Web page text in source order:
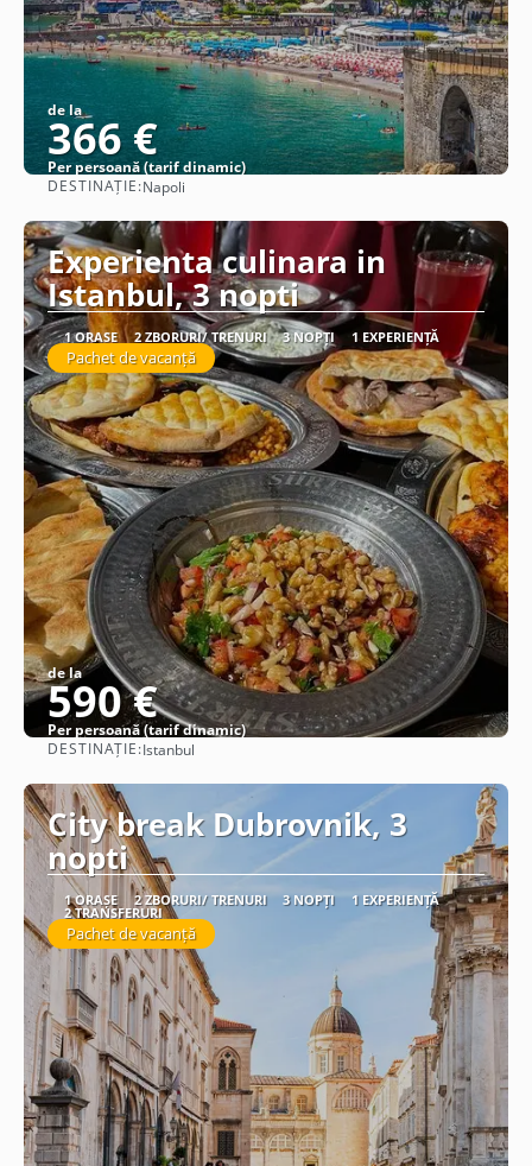
de la
366 €
Per persoană (tarif dinamic)
DESTINAȚIE:Napoli
Experienta culinara in
Istanbul, 3 nopti
1 ORAȘE 2 ZBORURI/ TRENURI 3 NOPȚI 1 EXPERIENȚĂ
Pachet de vacanță
de la
590 €
Per persoană (tarif dinamic)
DESTINAȚIE:Istanbul
City break Dubrovnik, 3
nopti
1 ORAȘE 2 ZBORURI/ TRENURI 3 NOPȚI 1 EXPERIENȚĂ
2 TRANSFERURI
Pachet de vacanță